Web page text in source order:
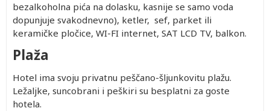
bezalkoholna pića na dolasku, kasnije se samo voda
dopunjuje svakodnevno), ketler, sef, parket ili
keramičke pločice, WI-FI internet, SAT LCD TV, balkon.
Plaža
Hotel ima svoju privatnu peščano-šljunkovitu plažu.
Ležaljke, suncobrani i peškiri su besplatni za goste
hotela.